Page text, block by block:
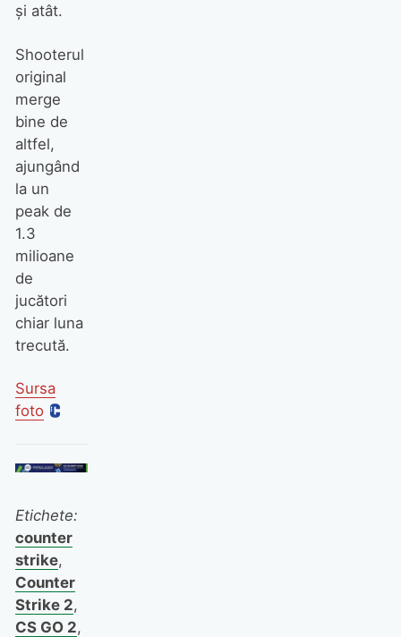
şi atât.
Shooterul
original
merge
bine de
altfel,
ajungând
la un
peak de
1.3
milioane
de
jucători
chiar luna
trecută.
Sursa
foto
Etichete:
counter
strike,
Counter
Strike 2,
CS GO 2,